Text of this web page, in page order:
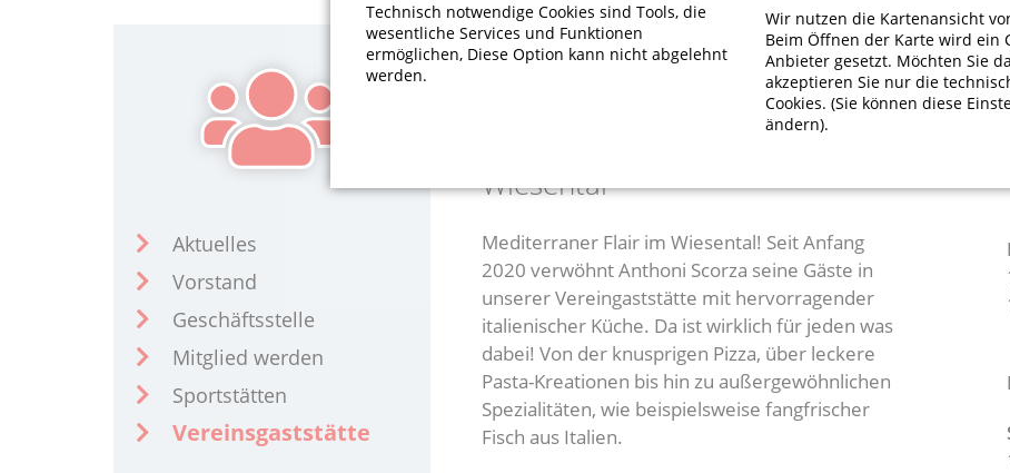
Aktuelles
Vorstand
Geschäftsstelle
Mitglied werden
Sportstätten
Vereinsgaststätte
UNSERE
Trattoria Da Anthoni im
Wiesental
Mediterraner Flair im Wiesental! Seit Anfang
2020 verwöhnt Anthoni Scorza seine Gäste in
unserer Vereingaststätte mit hervorragender
italienischer Küche. Da ist wirklich für jeden was
dabei! Von der knusprigen Pizza, über leckere
Pasta-Kreationen bis hin zu außergewöhnlichen
Spezialitäten, wie beispielsweise fangfrischer
Fisch aus Italien.
Technisch notwendige Cookies sind Tools, die
wesentliche Services und Funktionen
ermöglichen, Diese Option kann nicht abgelehnt
werden.
Wir nutzen die Kartenansicht
Beim Öffnen der Karte wird ein
Anbieter gesetzt. Möchten Sie
akzeptieren Sie nur die
Cookies. (Sie können diese
ändern).